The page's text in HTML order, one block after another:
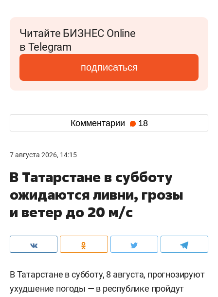
Читайте БИЗНЕС Online
в Telegram
подписаться
Комментарии 18
7 августа 2026, 14:15
В Татарстане в субботу
ожидаются ливни, грозы
и ветер до 20 м/с
В Татарстане в субботу, 8 августа, прогнозируют
ухудшение погоды — в республике пройдут